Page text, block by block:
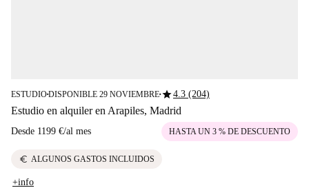
ESTUDIO■DISPONIBLE 29 NOVIEMBRE■star4.3 (204)
Estudio en alquiler en Arapiles, Madrid
Desde 1199 €/al mes HASTA UN 3 % DE DESCUENTO
euro ALGUNOS GASTOS INCLUIDOS
+info